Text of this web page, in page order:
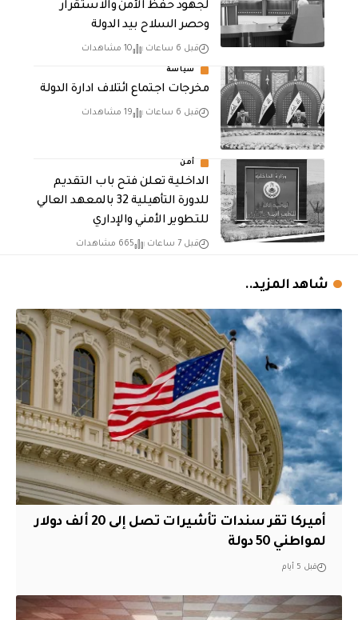
لجهود حفظ الأمن والاستقرار
وحصر السلاح بيد الدولة
قبل 6 ساعات 10 مشاهدات
سياسة
مخرجات اجتماع ائتلاف ادارة الدولة
قبل 6 ساعات 19 مشاهدات
أمن
الداخلية تعلن فتح باب التقديم
للدورة التأهيلية 32 بالمعهد العالي
للتطوير الأمني والإداري
قبل 7 ساعات 665 مشاهدات
شاهد المزيد..
أميركا تقر سندات تأشيرات تصل إلى 20 ألف دولار
لمواطني 50 دولة
قبل 5 أيام